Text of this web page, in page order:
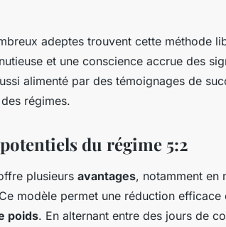
adeptes trouvent cette méthode
et une conscience accrue des
alimenté par des témoignages de
régimes.
du régime 5:2
plusieurs avantages, notamment en
modèle permet une réduction
poids. En alternant entre des jours de